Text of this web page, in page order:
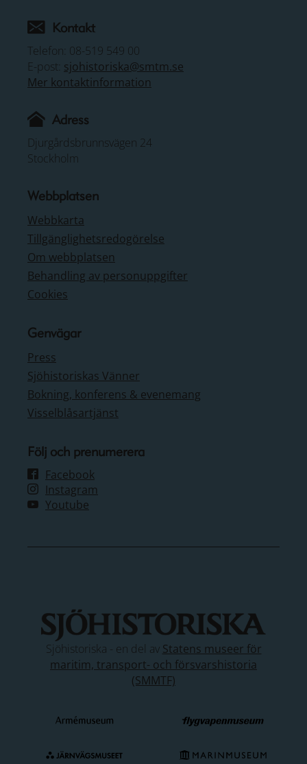
Kontakt
Telefon: 08-519 549 00
E-post: sjohistoriska@smtm.se
Mer kontaktinformation
Adress
Djurgårdsbrunnsvägen 24
Stockholm
Webbplatsen
Webbkarta
Tillgänglighetsredogörelse
Om webbplatsen
Behandling av personuppgifter
Cookies
Genvägar
Press
Sjöhistoriskas Vänner
Bokning, konferens & evenemang
Visselblåsartjänst
Följ och prenumerera
Facebook
Instagram
Youtube
Sjöhistoriska - en del av Statens museer för
maritim, transport- och försvarshistoria
(SMMTF)